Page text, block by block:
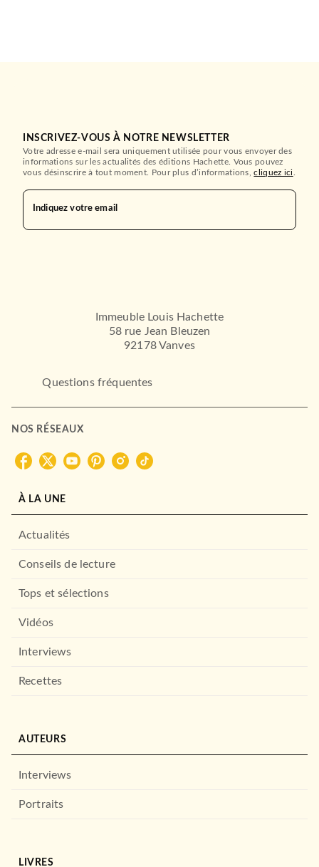
INSCRIVEZ-VOUS À NOTRE NEWSLETTER
Votre adresse e-mail sera uniquement utilisée pour vous envoyer des
informations sur les actualités des éditions Hachette. Vous pouvez
vous désinscrire à tout moment. Pour plus d’informations,cliquez ici
Indiquez votre email
Immeuble Louis Hachette
58 rue Jean Bleuzen
92178 Vanves
Questions fréquentes
NOS RÉSEAUX
À LA UNE
Actualités
Conseils de lecture
Tops et sélections
Vidéos
Interviews
Recettes
AUTEURS
Interviews
Portraits
LIVRES